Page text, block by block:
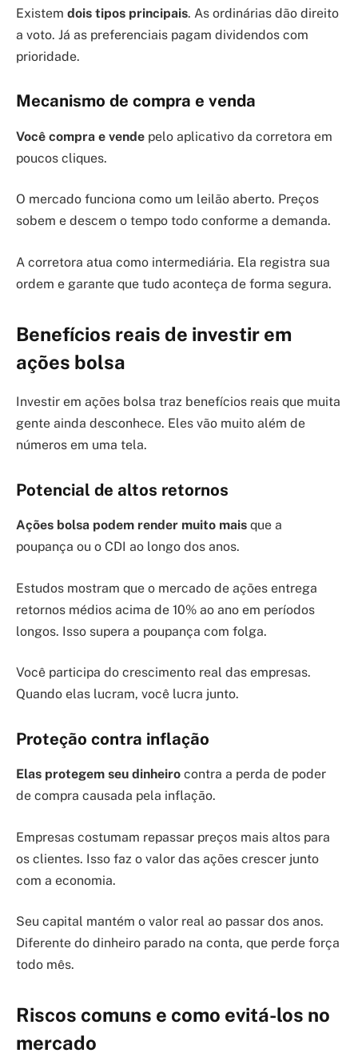
Existem dois tipos principais. As ordinárias dão direito
a voto. Já as preferenciais pagam dividendos com
prioridade.
Mecanismo de compra e venda
Você compra e vende pelo aplicativo da corretora em
poucos cliques.
O mercado funciona como um leilão aberto. Preços
sobem e descem o tempo todo conforme a demanda.
A corretora atua como intermediária. Ela registra sua
ordem e garante que tudo aconteça de forma segura.
Benefícios reais de investir em
ações bolsa
Investir em ações bolsa traz benefícios reais que muita
gente ainda desconhece. Eles vão muito além de
números em uma tela.
Potencial de altos retornos
Ações bolsa podem render muito mais que a
poupança ou o CDI ao longo dos anos.
Estudos mostram que o mercado de ações entrega
retornos médios acima de 10% ao ano em períodos
longos. Isso supera a poupança com folga.
Você participa do crescimento real das empresas.
Quando elas lucram, você lucra junto.
Proteção contra inflação
Elas protegem seu dinheiro contra a perda de poder
de compra causada pela inflação.
Empresas costumam repassar preços mais altos para
os clientes. Isso faz o valor das ações crescer junto
com a economia.
Seu capital mantém o valor real ao passar dos anos.
Diferente do dinheiro parado na conta, que perde força
todo mês.
Riscos comuns e como evitá-los no
mercado